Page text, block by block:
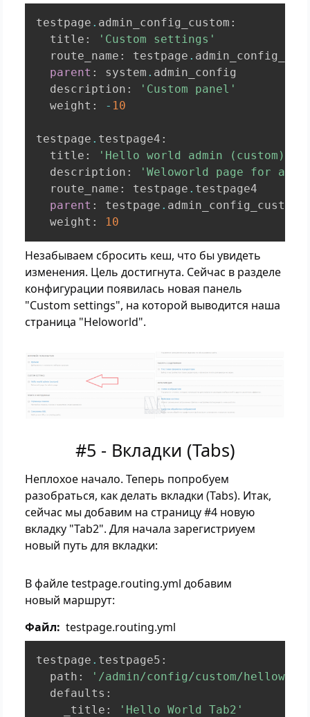
testpage . admin_config_custom :
  title
:
'Custom settings'
  route_name
: testpage .
parent : system . admin_config
  description
:
'Custom panel'
  weight
: - 10
testpage . testpage4 :
  title
:
'Hello world admin (custom)'
  description
:
'Weloworld page for
  route_name
: testpage . testpage4
parent : testpage . admin_config_custom
  weight
: 10
Незабываем сбросить кеш, что бы увидеть
изменения. Цель достигнута. Сейчас в разделе
конфигурации появилась новая панель
"Custom settings", на которой выводится наша
страница "Heloworld".
#5 - Вкладки (Tabs)
Неплохое начало. Теперь попробуем
разобраться, как делать вкладки (Tabs). Итак,
сейчас мы добавим на страницу #4 новую
вкладку "Tab2". Для начала зарегистриуем
новый путь для вкладки:
В файле testpage.routing.yml добавим
новый маршрут:
Файл
testpage.routing.yml
testpage . testpage5 :
  path
:
'/admin/config/custom/
  defaults
:
    _title
:
'Hello World Tab2'